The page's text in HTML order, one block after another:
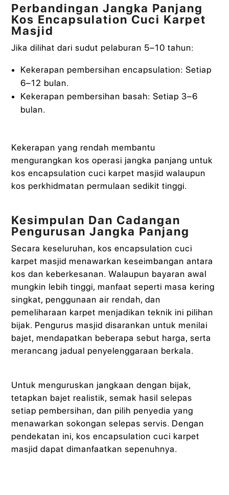
Perbandingan Jangka Panjang
Kos Encapsulation Cuci Karpet
Masjid
Jika dilihat dari sudut pelaburan 5–10 tahun:
Kekerapan pembersihan encapsulation: Setiap
6–12 bulan.
Kekerapan pembersihan basah: Setiap 3–6
bulan.
Kekerapan yang rendah membantu
mengurangkan kos operasi jangka panjang untuk
kos encapsulation cuci karpet masjid walaupun
kos perkhidmatan permulaan sedikit tinggi.
Kesimpulan Dan Cadangan
Pengurusan Jangka Panjang
Secara keseluruhan, kos encapsulation cuci
karpet masjid menawarkan keseimbangan antara
kos dan keberkesanan. Walaupun bayaran awal
mungkin lebih tinggi, manfaat seperti masa kering
singkat, penggunaan air rendah, dan
pemeliharaan karpet menjadikan teknik ini pilihan
bijak. Pengurus masjid disarankan untuk menilai
bajet, mendapatkan beberapa sebut harga, serta
merancang jadual penyelenggaraan berkala.
Untuk menguruskan jangkaan dengan bijak,
tetapkan bajet realistik, semak hasil selepas
setiap pembersihan, dan pilih penyedia yang
menawarkan sokongan selepas servis. Dengan
pendekatan ini, kos encapsulation cuci karpet
masjid dapat dimanfaatkan sepenuhnya.